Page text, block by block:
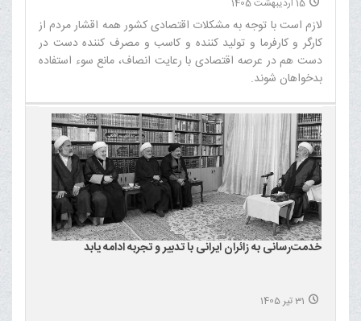
لازم است با توجه به مشکلات اقتصادی کشور همه اقشار مردم از
کارگر و کارفرما و تولید کننده و کاسب و مصرف کننده دست در
دست هم در عرصه اقتصادی با رعایت انصاف، مانع سوء استفاده
بدخواهان شوند.‌
خدمت‌رسانی به زائران ایرانی با تدبیر و تجربه ادامه یابد
31 تیر 1405